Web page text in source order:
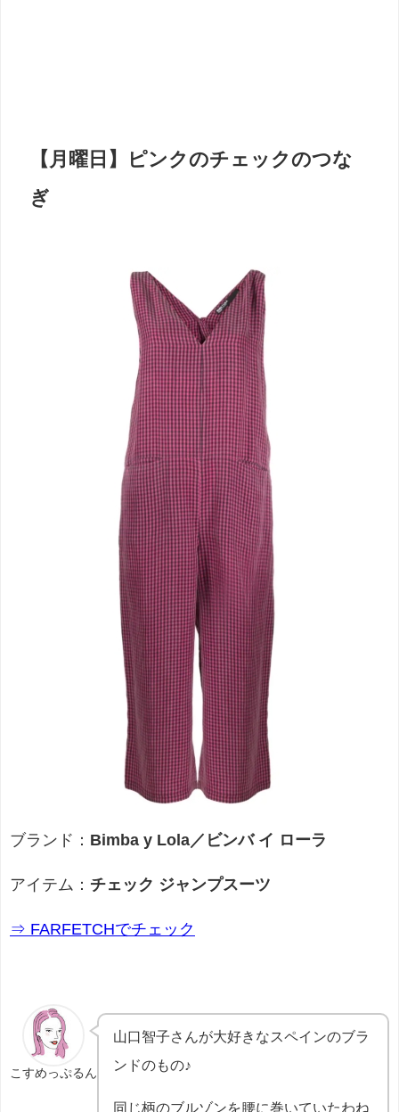
【月曜日】ピンクのチェックのつな
ぎ
ブランド： Bimba y Lola／ビンバ イ ローラ
アイテム： チェック ジャンプスーツ
⇒ FARFETCHでチェック
こすめっぷるん
山口智子さんが大好きなスペインのブラ
ンドのもの♪
同じ柄のブルゾンを腰に巻いていたわね